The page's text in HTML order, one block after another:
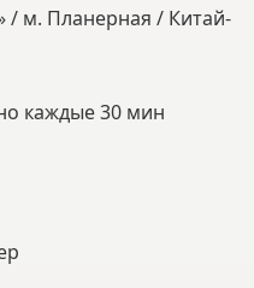
/ м. Планерная / Китай-
каждые 30 мин